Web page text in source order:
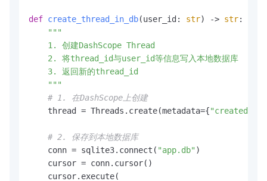
def create_thread_in_db(user_id: str) -> str:
"""
    1. 创建DashScope Thread
    2. 将thread_id与user_id等信息写入本地数据库
    3. 返回新的thread_id
    """
# 1. 在DashScope上创建
    thread = Threads.create(metadata={
"created_by"
# 2. 保存到本地数据库
    conn = sqlite3.connect(
"app.db" )
    cursor = conn.cursor()
    cursor.execute(